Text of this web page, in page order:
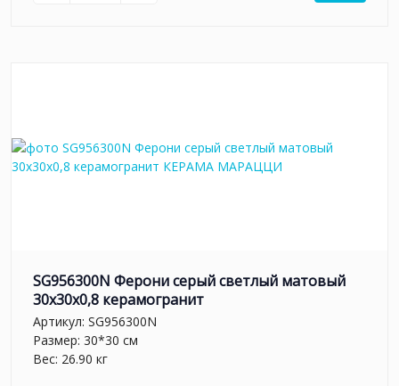
SG956300N Ферони серый светлый матовый
30x30x0,8 керамогранит
Артикул: SG956300N
Размер: 30*30 см
Вес: 26.90 кг